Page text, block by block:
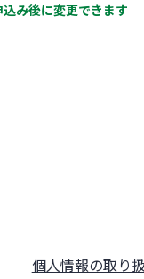
込み後に変更できます
個人情報の取り